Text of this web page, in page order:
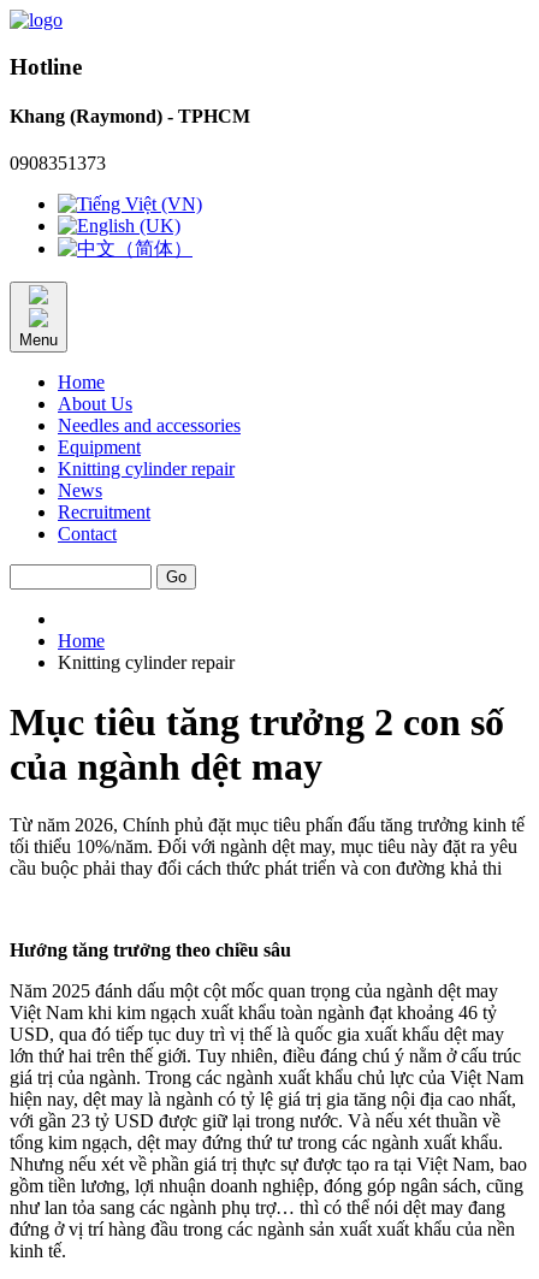
Hotline
Khang (Raymond) - TPHCM
0908351373
Menu
Home
About Us
Needles and accessories
Equipment
Knitting cylinder repair
News
Recruitment
Contact
Home
Knitting cylinder repair
Mục tiêu tăng trưởng 2 con số
của ngành dệt may
Từ năm 2026, Chính phủ đặt mục tiêu phấn đấu tăng trưởng kinh tế
tối thiểu 10%/năm. Đối với ngành dệt may, mục tiêu này đặt ra yêu
cầu buộc phải thay đổi cách thức phát triển và con đường khả thi
Hướng tăng trưởng theo chiều sâu
Năm 2025 đánh dấu một cột mốc quan trọng của ngành dệt may
Việt Nam khi kim ngạch xuất khẩu toàn ngành đạt khoảng 46 tỷ
USD, qua đó tiếp tục duy trì vị thế là quốc gia xuất khẩu dệt may
lớn thứ hai trên thế giới. Tuy nhiên, điều đáng chú ý nằm ở cấu trúc
giá trị của ngành. Trong các ngành xuất khẩu chủ lực của Việt Nam
hiện nay, dệt may là ngành có tỷ lệ giá trị gia tăng nội địa cao nhất,
với gần 23 tỷ USD được giữ lại trong nước. Và nếu xét thuần về
tổng kim ngạch, dệt may đứng thứ tư trong các ngành xuất khẩu.
Nhưng nếu xét về phần giá trị thực sự được tạo ra tại Việt Nam, bao
gồm tiền lương, lợi nhuận doanh nghiệp, đóng góp ngân sách, cũng
như lan tỏa sang các ngành phụ trợ… thì có thể nói dệt may đang
đứng ở vị trí hàng đầu trong các ngành sản xuất xuất khẩu của nền
kinh tế.